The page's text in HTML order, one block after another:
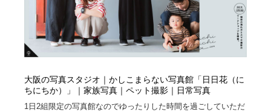
大阪の写真スタジオ｜かしこまらない写真館「日日花（に
ちにちか）」｜家族写真｜ペット撮影｜日常写真
1日2組限定の写真館なのでゆったりした時間を過ごしていただ